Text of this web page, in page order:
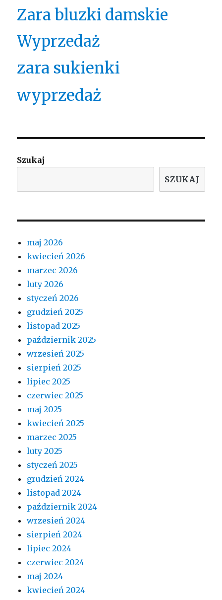
Zara bluzki damskie
Wyprzedaż
zara sukienki
wyprzedaż
Szukaj
SZUKAJ
maj 2026
kwiecień 2026
marzec 2026
luty 2026
styczeń 2026
grudzień 2025
listopad 2025
październik 2025
wrzesień 2025
sierpień 2025
lipiec 2025
czerwiec 2025
maj 2025
kwiecień 2025
marzec 2025
luty 2025
styczeń 2025
grudzień 2024
listopad 2024
październik 2024
wrzesień 2024
sierpień 2024
lipiec 2024
czerwiec 2024
maj 2024
kwiecień 2024